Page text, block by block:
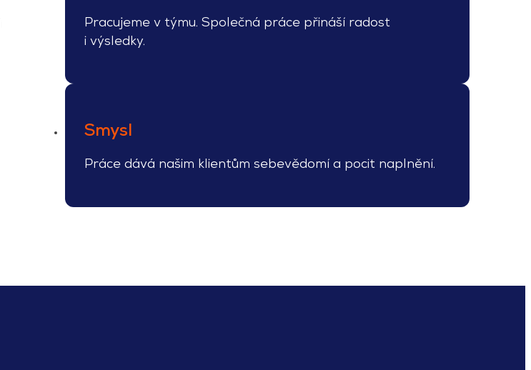
Pracujeme v týmu. Společná práce přináší radost
i výsledky.
Smysl
Práce dává našim klientům sebevědomí a pocit naplnění.